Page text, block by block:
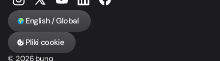
English / Global
Pliki cookie
© 2026 bunq